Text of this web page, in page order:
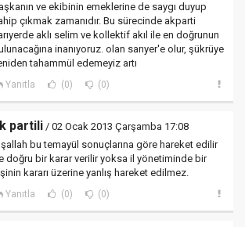
ve ekibinin emeklerine de saygı duyup
çıkmak zamanıdır. Bu sürecinde akparti
aklı selim ve kollektif akıl ile en doğrunun
inanıyoruz. olan sarıyer'e olur, şükrüye
tahammül edemeyiz artı
Yanıtla (0) (0)
partili/ 02 Ocak 2013 Çarşamba 17:08
bu temayül sonuçlarına göre hareket edilir
doğru bir karar verilir yoksa il yönetiminde bir
kararı üzerine yanlış hareket edilmez.
Yanıtla (0) (0)